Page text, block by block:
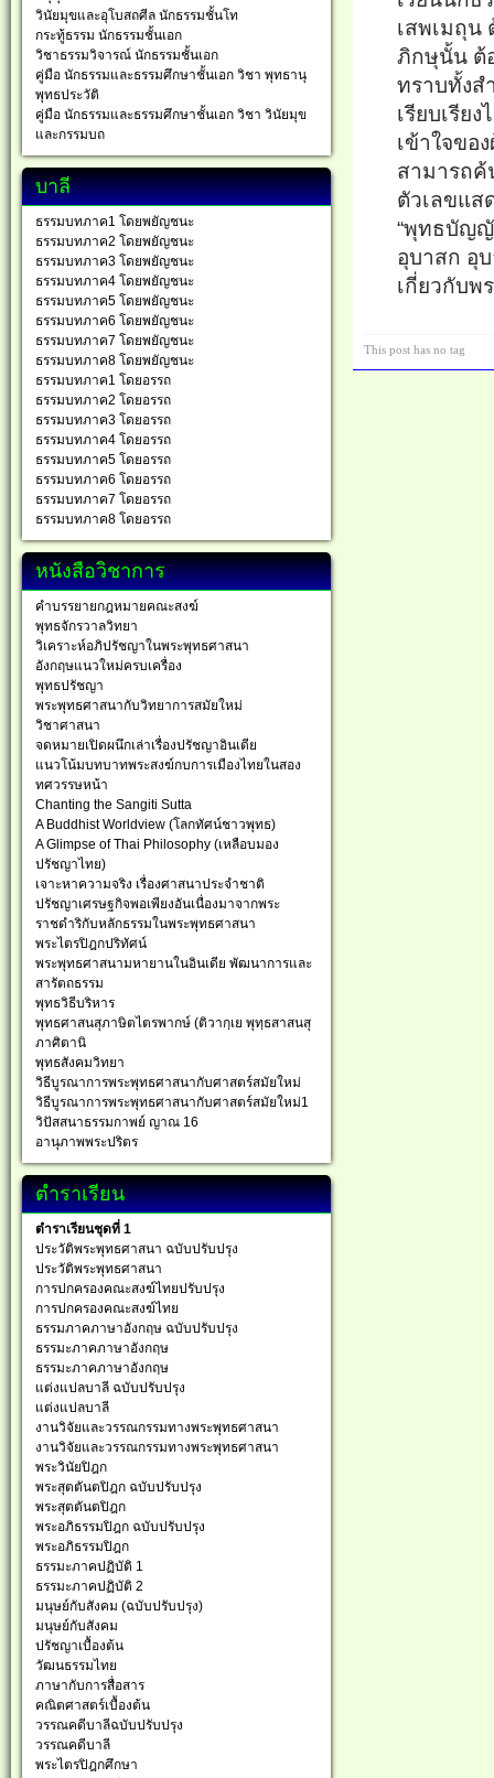
วินัยมุขและอุโบสถศีล นักธรรมชั้นโท
กระทู้ธรรม นักธรรมชั้นเอก
วิชาธรรมวิจารณ์ นักธรรมชั้นเอก
คู่มือ นักธรรมและธรรมศึกษาชั้นเอก วิชา พุทธานุ
พุทธประวัติ
คู่มือ นักธรรมและธรรมศึกษาชั้นเอก วิชา วินัยมุข
และกรรมบถ
บาลี
ธรรมบทภาค1 โดยพยัญชนะ
ธรรมบทภาค2 โดยพยัญชนะ
ธรรมบทภาค3 โดยพยัญชนะ
ธรรมบทภาค4 โดยพยัญชนะ
ธรรมบทภาค5 โดยพยัญชนะ
ธรรมบทภาค6 โดยพยัญชนะ
ธรรมบทภาค7 โดยพยัญชนะ
ธรรมบทภาค8 โดยพยัญชนะ
ธรรมบทภาค1 โดยอรรถ
ธรรมบทภาค2 โดยอรรถ
ธรรมบทภาค3 โดยอรรถ
ธรรมบทภาค4 โดยอรรถ
ธรรมบทภาค5 โดยอรรถ
ธรรมบทภาค6 โดยอรรถ
ธรรมบทภาค7 โดยอรรถ
ธรรมบทภาค8 โดยอรรถ
หนังสือวิชาการ
คำบรรยายกฎหมายคณะสงฆ์
พุทธจักรวาลวิทยา
วิเคราะห์อภิปรัชญาในพระพุทธศาสนา
อังกฤษแนวใหม่ครบเครื่อง
พุทธปรัชญา
พระพุทธศาสนากับวิทยาการสมัยใหม่
วิชาศาสนา
จดหมายเปิดผนึกเล่าเรื่องปรัชญาอินเดีย
แนวโน้มบทบาทพระสงฆ์กบการเมืองไทยในสอง
ทศวรรษหน้า
Chanting the Sangiti Sutta
A Buddhist Worldview (โลกทัศน์ชาวพุทธ)
A Glimpse of Thai Philosophy (เหลือบมอง
ปรัชญาไทย)
เจาะหาความจริง เรื่องศาสนาประจำชาติ
ปรัชญาเศรษฐกิจพอเพียงอันเนื่องมาจากพระ
ราชดำริกับหลักธรรมในพระพุทธศาสนา
พระไตรปิฎกปริทัศน์
พระพุทธศาสนามหายานในอินเดีย พัฒนาการและ
สารัตถธรรม
พุทธวิธีบริหาร
พุทธศาสนสุภาษิตไตรพากษ์ (ติวากฺเย พุทฺธสาสนสุ
ภาศิตานิ
พุทธสังคมวิทยา
วิธีบูรณาการพระพุทธศาสนากับศาสตร์สมัยใหม่
วิธีบูรณาการพระพุทธศาสนากับศาสตร์สมัยใหม่1
วิปัสสนาธรรมกาพย์ ญาณ 16
อานุภาพพระปริตร
ตำราเรียน
ตำราเรียนชุดที่ 1
ประวัติพระพุทธศาสนา ฉบับปรับปรุง
ประวัติพระพุทธศาสนา
การปกครองคณะสงฆ์ไทยปรับปรุง
การปกครองคณะสงฆ์ไทย
ธรรมภาคภาษาอังกฤษ ฉบับปรับปรุง
ธรรมะภาคภาษาอังกฤษ
ธรรมะภาคภาษาอังกฤษ
แต่งแปลบาลี ฉบับปรับปรุง
แต่งแปลบาลี
งานวิจัยและวรรณกรรมทางพระพุทธศาสนา
งานวิจัยและวรรณกรรมทางพระพุทธศาสนา
พระวินัยปิฎก
พระสุตตันตปิฎก ฉบับปรับปรุง
พระสุตตันตปิฎก
พระอภิธรรมปิฎก ฉบับปรับปรุง
พระอภิธรรมปิฎก
ธรรมะภาคปฏิบัติ 1
ธรรมะภาคปฏิบัติ 2
มนุษย์กับสังคม (ฉบับปรับปรุง)
มนุษย์กับสังคม
ปรัชญาเบื้องต้น
วัฒนธรรมไทย
ภาษากับการสื่อสาร
คณิตศาสตร์เบื้องต้น
วรรณคดีบาลีฉบับปรับปรุง
วรรณคดีบาลี
พระไตรปิฎกศึกษา
เสพเมถุน
ภิกษุนั้น ต้
ทราบทั้งส
เรียบเรีย
เข้าใจขอ
สามารถค้
ตัวเลขแส
“พุทธบัญญั
อุบาสก อุ
เกี่ยวกับพ
This post has no tag